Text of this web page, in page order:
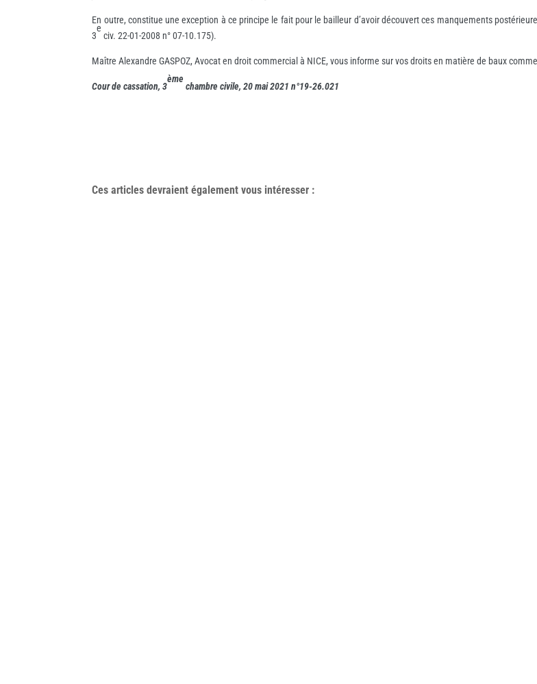
En outre, constitue une exception à ce principe le fait pour le bailleur d’avoir découvert ces manquements
3
e
civ. 22-01-2008 n° 07-10.175).
Maître Alexandre GASPOZ, Avocat en droit commercial à NICE, vous informe sur vos droits en matière de baux
Cour de cassation, 3
ème
chambre civile, 20 mai 2021 n°19-26.021
Ces articles devraient également vous intéresser :